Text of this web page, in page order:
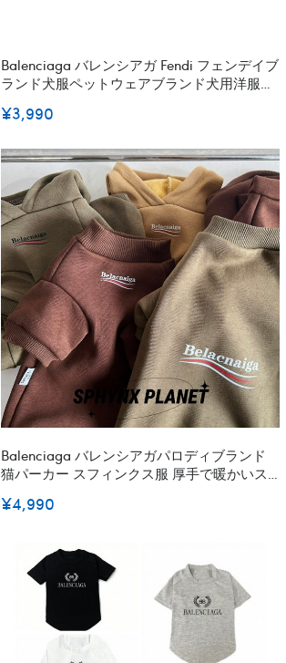
Balenciaga バレンシアガ Fendi フェンデイブ
ランド犬服ペットウェアブランド犬用洋服パ
ット用
¥3,990
Balenciaga バレンシアガパロディブランド
猫パーカー スフィンクス服 厚手で暖かいス
ウター 猫用2本足 暖かい裏起毛パーカー 子猫
¥4,990